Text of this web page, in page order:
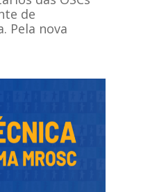
de
Pela nova